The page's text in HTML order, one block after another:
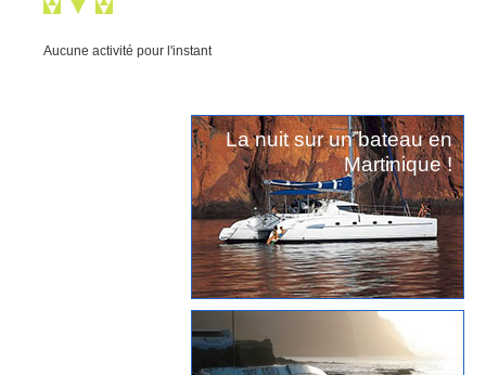
Aucune activité pour l'instant
La nuit sur un bateau en
Martinique !